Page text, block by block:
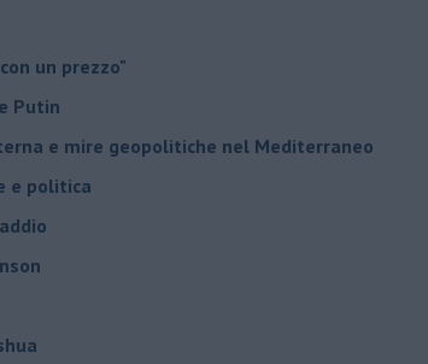
un prezzo"
Putin
e mire geopolitiche nel Mediterraneo
e politica